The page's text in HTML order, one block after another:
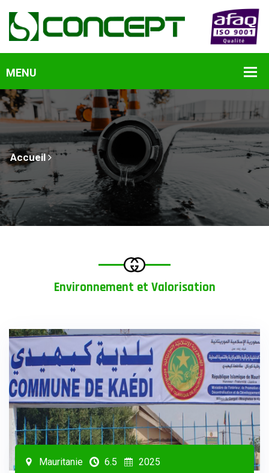
Accueil
Environnement et Valorisation
Mauritanie 6.5 2025